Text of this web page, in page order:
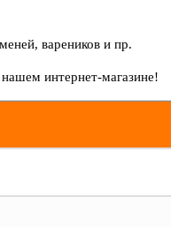
вареников и пр.
интернет-магазине!